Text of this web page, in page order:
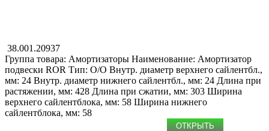
38.001.20937
Группа товара: Амортизаторы Наименование: Амоpтизатоp
подвески ROR Тип: O/O Внутр. диаметр верхнего сайлентбл.,
мм: 24 Внутр. диаметр нижнего сайлентбл., мм: 24 Длина при
растяжении, мм: 428 Длина при сжатии, мм: 303 Ширина
верхнего сайлентблока, мм: 58 Ширина нижнего
сайлентблока, мм: 58
ОТКРЫТЬ